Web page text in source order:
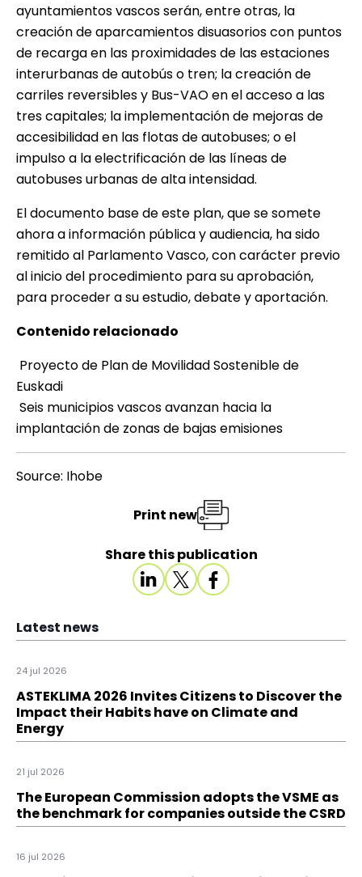
ayuntamientos vascos serán, entre otras, la
creación de aparcamientos disuasorios con puntos
de recarga en las proximidades de las estaciones
interurbanas de autobús o tren; la creación de
carriles reversibles y Bus-VAO en el acceso a las
tres capitales; la implementación de mejoras de
accesibilidad en las flotas de autobuses; o el
impulso a la electrificación de las líneas de
autobuses urbanas de alta intensidad.
El documento base de este plan, que se somete
ahora a información pública y audiencia, ha sido
remitido al Parlamento Vasco, con carácter previo
al inicio del procedimiento para su aprobación,
para proceder a su estudio, debate y aportación.
Contenido relacionado
Proyecto de Plan de Movilidad Sostenible de
Euskadi
Seis municipios vascos avanzan hacia la
implantación de zonas de bajas emisiones
Source: Ihobe
Share this publication
Print new
Latest news
24 jul 2026
ASTEKLIMA 2026 Invites Citizens to Discover the
Impact their Habits have on Climate and
Energy
21 jul 2026
The European Commission adopts the VSME as
the benchmark for companies outside the CSRD
16 jul 2026